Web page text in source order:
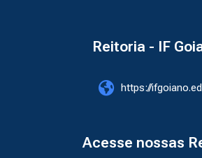
Reitoria - IF
https://
Acesse nossas